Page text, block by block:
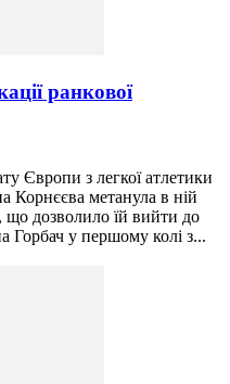
ранкової
Європи з легкої атлетики
Корнєєва метанула в ній
що дозволило їй вийти до
Горбач у першому колі з...